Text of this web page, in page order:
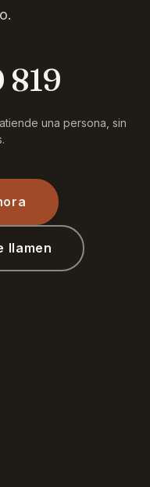
819
una persona, sin
llamen